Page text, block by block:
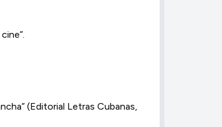
(Editorial Letras Cubanas,